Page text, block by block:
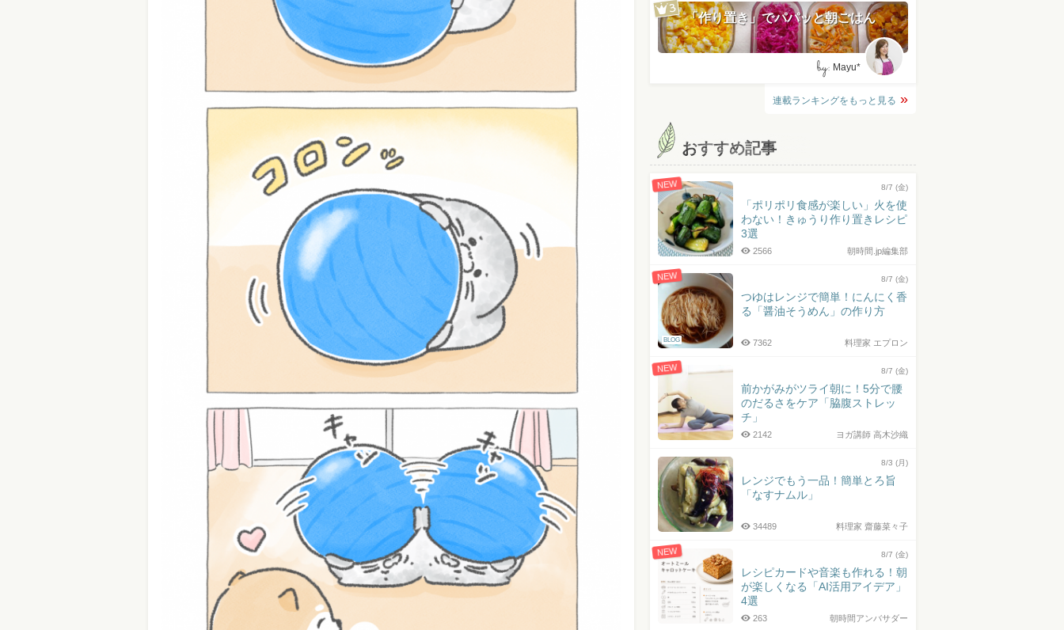
「作り置き」でパパッと朝ごはん
by: Mayu*
連載ランキングをもっと見る
おすすめ記事
NEW 8/7 (金)
「ポリポリ食感が楽しい」火を使
わない！きゅうり作り置きレシピ
3選
朝時間.jp編集部
2566
NEW
BLOG
8/7 (金)
つゆはレンジで簡単！にんにく香
る「醤油そうめん」の作り方
料理家 エプロン
7362
NEW 8/7 (金)
前かがみがツライ朝に！5分で腰
のだるさをケア「脇腹ストレッ
チ」
ヨガ講師 高木沙織
2142
8/3 (月)
レンジでもう一品！簡単とろ旨
「なすナムル」
料理家 齋藤菜々子
34489
NEW 8/7 (金)
レシピカードや音楽も作れる！朝
が楽しくなる「AI活用アイデア」
4選
朝時間アンバサダー
263